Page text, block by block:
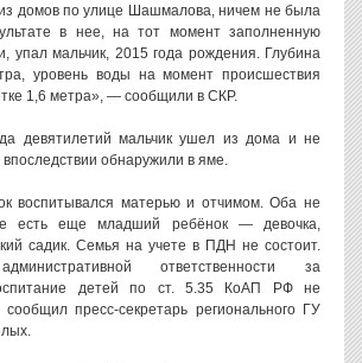
домов по улице Шашмалова, ничем не была
в нее, на тот момент заполненную
упал мальчик, 2015 года рождения. Глубина
уровень воды на момент происшествия
1,6 метра», — сообщили в СКР.
девятилетий мальчик ушел из дома и не
обнаружили в яме.
воспитывался матерью и отчимом. Оба не
есть еще младший ребёнок — девочка,
садик. Семья на учете в ПДН не состоит.
ответственности за
детей по ст. 5.35 КоАП РФ не
пресс-секретарь регионального ГУ